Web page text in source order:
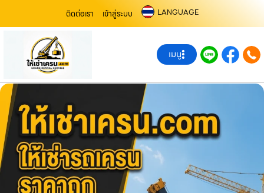
ติดต่อเรา เข้าสู่ระบบ LANGUAGE
เมนู